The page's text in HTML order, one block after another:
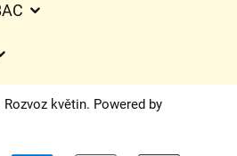
огляд можливостей
květin. Powered by